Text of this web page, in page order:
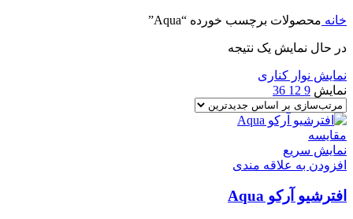
خانه محصولات برچسب خورده “Aqua”
در حال نمایش یک نتیجه
نمایش نوار کناری
نمایش 9
12
36
مقايسه
نمایش سریع
افزودن به علاقه مندی
افترشیو آرکو Aqua